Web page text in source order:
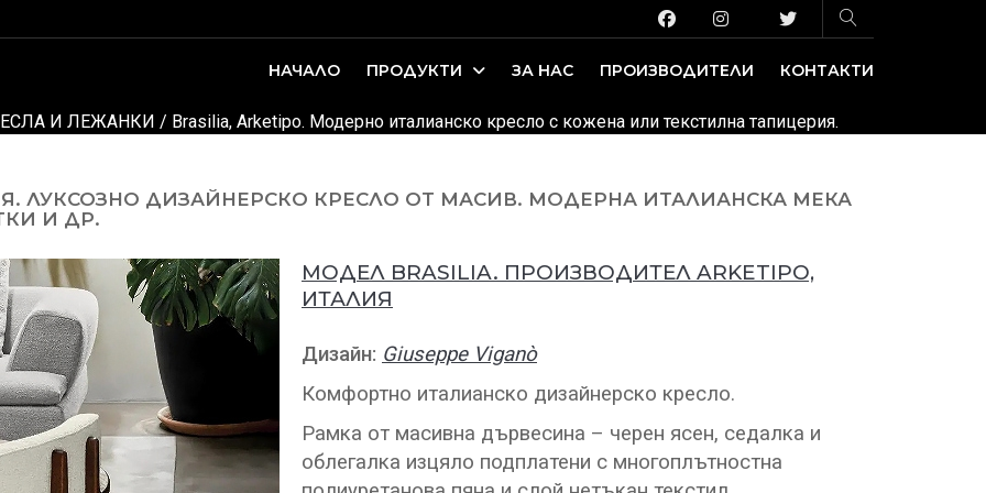
НАЧАЛО ПРОДУКТИ ЗА НАС ПРОИЗВОДИТЕЛИ КОНТАКТИ
И ЛЕЖАНКИ / Brasilia, Arketipo. Модерно италианско кресло с кожена или текстилна тапицерия.
ЛУКСОЗНО ДИЗАЙНЕРСКО КРЕСЛО ОТ МАСИВ. МОДЕРНА ИТАЛИАНСКА МЕКА
И ДР.
МОДЕЛ BRASILIA. ПРОИЗВОДИТЕЛ ARKETIPO,
ИТАЛИЯ
Дизайн: Giuseppe Viganò
Комфортно италианско дизайнерско кресло.
Рамка от масивна дървесина – черен ясен, седалка и
облегалка изцяло подплатени с многоплътностна